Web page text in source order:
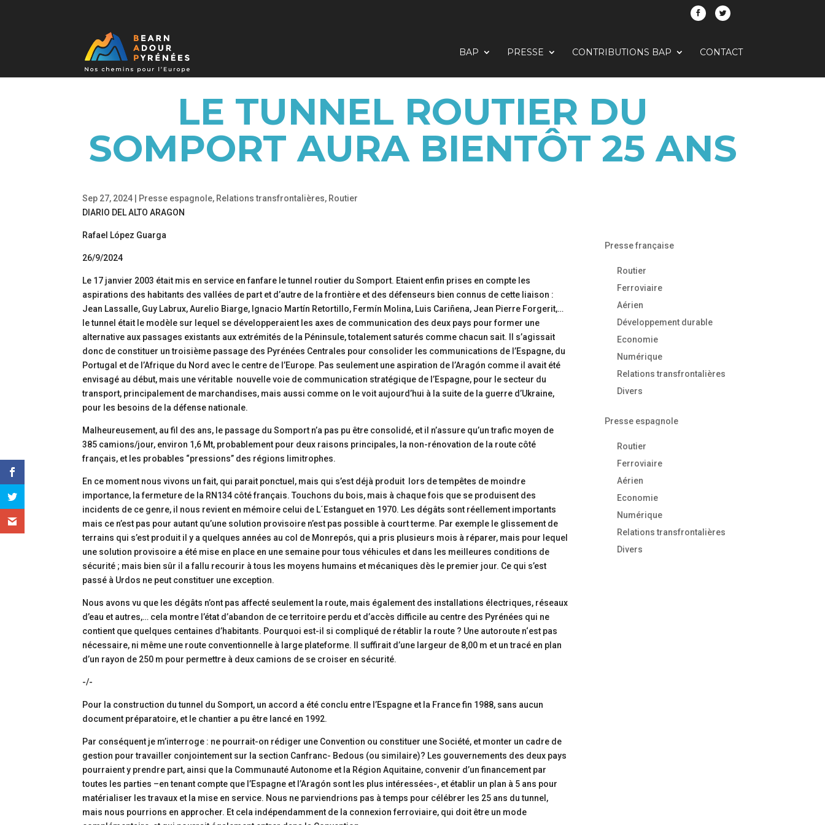
BAP PRESSE CONTRIBUTIONS BAP CONTACT
LE TUNNEL ROUTIER DU
SOMPORT AURA BIENTÔT 25 ANS
Sep 27, 2024 Presse espagnole, Relations transfrontalières, Routier
DIARIO DEL ALTO ARAGON
Rafael López Guarga
26/9/2024
Le 17 janvier 2003 était mis en service en fanfare le tunnel routier du Somport. Etaient enfin prises en compte les
aspirations des habitants des vallées de part et d’autre de la frontière et des défenseurs bien connus de cette liaison :
Jean Lassalle, Guy Labrux, Aurelio Biarge, Ignacio Martín Retortillo, Fermín Molina, Luis Cariñena, Jean Pierre Forgerit,…
le tunnel était le modèle sur lequel se développeraient les axes de communication des deux pays pour former une
alternative aux passages existants aux extrémités de la Péninsule, totalement saturés comme chacun sait. Il s’agissait
donc de constituer un troisième passage des Pyrénées Centrales pour consolider les communications de l’Espagne, du
Portugal et de l’Afrique du Nord avec le centre de l’Europe. Pas seulement une aspiration de l’Aragón comme il avait été
envisagé au début, mais une véritable nouvelle voie de communication stratégique de l’Espagne, pour le secteur du
transport, principalement de marchandises, mais aussi comme on le voit aujourd’hui à la suite de la guerre d’Ukraine,
pour les besoins de la défense nationale.
Malheureusement, au fil des ans, le passage du Somport n’a pas pu être consolidé, et il n’assure qu’un trafic moyen de
385 camions/jour, environ 1,6 Mt, probablement pour deux raisons principales, la non-rénovation de la route côté
français, et les probables “pressions” des régions limitrophes.
En ce moment nous vivons un fait, qui parait ponctuel, mais qui s’est déjà produit lors de tempêtes de moindre
importance, la fermeture de la RN134 côté français. Touchons du bois, mais à chaque fois que se produisent des
incidents de ce genre, il nous revient en mémoire celui de L´Estanguet en 1970. Les dégâts sont réellement importants
mais ce n’est pas pour autant qu’une solution provisoire n’est pas possible à court terme. Par exemple le glissement de
terrains qui s’est produit il y a quelques années au col de Monrepós, qui a pris plusieurs mois à réparer, mais pour lequel
une solution provisoire a été mise en place en une semaine pour tous véhicules et dans les meilleures conditions de
sécurité ; mais bien sûr il a fallu recourir à tous les moyens humains et mécaniques dès le premier jour. Ce qui s’est
passé à Urdos ne peut constituer une exception.
Nous avons vu que les dégâts n’ont pas affecté seulement la route, mais également des installations électriques, réseaux
d’eau et autres,… cela montre l’état d’abandon de ce territoire perdu et d’accès difficile au centre des Pyrénées qui ne
contient que quelques centaines d’habitants. Pourquoi est-il si compliqué de rétablir la route ? Une autoroute n‘est pas
nécessaire, ni même une route conventionnelle à large plateforme. Il suffirait d’une largeur de 8,00 m et un tracé en plan
d’un rayon de 250 m pour permettre à deux camions de se croiser en sécurité.
-/-
Pour la construction du tunnel du Somport, un accord a été conclu entre l’Espagne et la France fin 1988, sans aucun
document préparatoire, et le chantier a pu être lancé en 1992.
Par conséquent je m’interroge : ne pourrait-on rédiger une Convention ou constituer une Société, et monter un cadre de
gestion pour travailler conjointement sur la section Canfranc- Bedous (ou similaire)? Les gouvernements des deux pays
pourraient y prendre part, ainsi que la Communauté Autonome et la Région Aquitaine, convenir d’un financement par
toutes les parties –en tenant compte que l’Espagne et l’Aragón sont les plus intéressées-, et établir un plan à 5 ans pour
matérialiser les travaux et la mise en service. Nous ne parviendrions pas à temps pour célébrer les 25 ans du tunnel,
mais nous pourrions en approcher. Et cela indépendamment de la connexion ferroviaire, qui doit être un mode
Presse française
Routier
Ferroviaire
Aérien
Développement durable
Economie
Numérique
Relations transfrontalières
Divers
Presse espagnole
Routier
Ferroviaire
Aérien
Economie
Numérique
Relations transfrontalières
Divers